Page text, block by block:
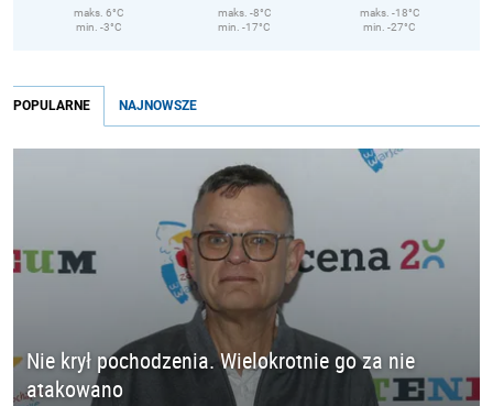
maks. 6°C
min. -3°C
maks. -8°C
min. -17°C
maks. -18°C
min. -27°C
POPULARNE NAJNOWSZE
Nie krył pochodzenia. Wielokrotnie go za nie
atakowano